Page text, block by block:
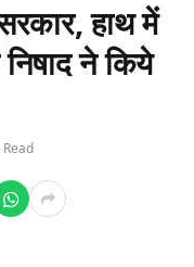
हाथ में
ने किये